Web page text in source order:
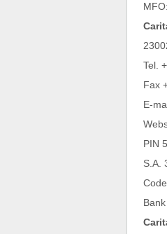
Tel.
Fax
E-
PIN
S.A.